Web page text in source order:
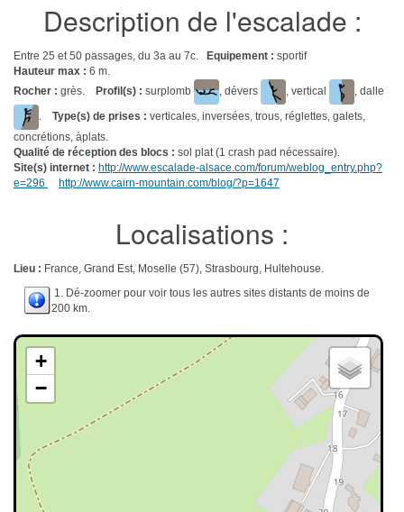
Description de l'escalade :
Entre 25 et 50 passages, du 3a au 7c. Equipement : sportif
Hauteur max : 6 m.
Rocher : grès. Profil(s) : surplomb , dévers , vertical
, dalle
. Type(s) de prises : verticales, inversées, trous, réglettes, galets,
concrétions, àplats.
Qualité de réception des blocs : sol plat (1 crash pad nécessaire).
Site(s) internet : http://www.escalade-alsace.com/forum/weblog_entry.php?
e=296
http://www.cairn-mountain.com/blog/?p=1647
Localisations :
Lieu : France, Grand Est, Moselle (57), Strasbourg, Hultehouse.
1. Dé-zoomer pour voir tous les autres sites distants de moins de
200 km.
+
−